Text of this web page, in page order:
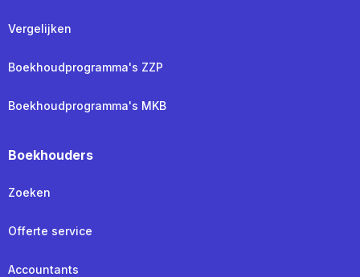
Vergelijken
Boekhoudprogramma's ZZP
Boekhoudprogramma's MKB
Boekhouders
Zoeken
Offerte service
Accountants